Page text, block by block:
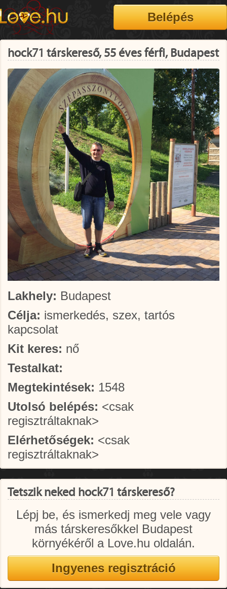
hock71 társkereső, 55 éves férfi, Budapest
Lakhely: Budapest
Célja: ismerkedés, szex, tartós
kapcsolat
Kit keres: nő
Testalkat:
Megtekintések: 1548
Utolsó belépés: <csak
regisztráltaknak>
Elérhetőségek: <csak
regisztráltaknak>
Tetszik neked hock71 társkereső?
Lépj be, és ismerkedj meg vele vagy
más társkeresőkkel Budapest
környékéről a Love.hu oldalán.